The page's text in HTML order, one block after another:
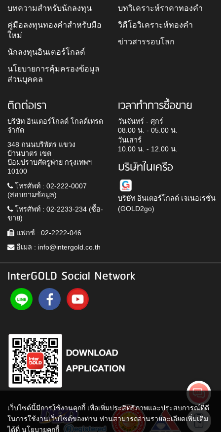
บทความสำหรับนักลงทุน
คู่มือลงทุนทองคำสำหรับมือ
ใหม่
นักลงทุนอินเตอร์โกลด์
นโยบายการคุ้มครองข้อมูล
ส่วนบุคคล
บทวิเคราะห์ราคาทองคำ
วิดีโอวิเคราะห์ทองคำ
ข่าวสารรอบโลก
ติดต่อเรา
บริษัท อินเตอร์โกลด์ โกลด์เทรด
จำกัด
348 ถนนบริพัตร แขวง
บ้านบาตร เขต
ป้อมปราบศัตรูพ่าย กรุงเทพฯ
10100
โทรศัพท์ : 02-222-0007
(สอบถามข้อมูล)
โทรศัพท์ : 02-2233-234 (ซื้อ-
ขาย)
แฟกซ์ : 02-2222-046
อีเมล : info@intergold.co.th
เวลาทำการซื้อขาย
วันจันทร์ - ศุกร์
08.00 น. - 05.00 น.
วันเสาร์
10.00 น. - 12.00 น.
บริษัทในเครือ
บริษัท อินเตอร์โกลด์ เจเนอเรชั่น
(GOLD2go)
InterGOLD Social Network
เว็บไซต์นี้มีการใช้งานคุกกี้ เพื่อเพิ่มประสิทธิภาพและประสบการณ์ที่ดี
ในการใช้งานเว็บไซต์ของท่าน ท่านสามารถอ่านรายละเอียดเพิ่มเติม
ได้ที่ นโยบายคุกกี้